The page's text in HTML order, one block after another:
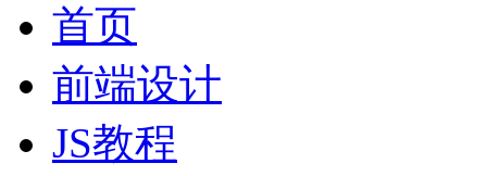
首页
前端设计
JS教程